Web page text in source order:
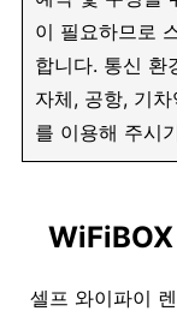
이 필요하므로
합니다. 통신 환
자체, 공항, 기
를 이용해 주시
WiFiBOX
셀프 와이파이